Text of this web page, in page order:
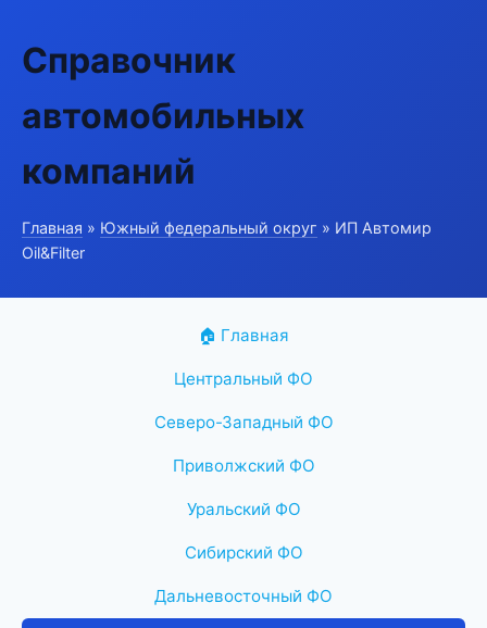
Справочник
автомобильных
компаний
Главная » Южный федеральный округ » ИП Автомир
Oil&Filter
🏠 Главная
Центральный ФО
Северо-Западный ФО
Приволжский ФО
Уральский ФО
Сибирский ФО
Дальневосточный ФО